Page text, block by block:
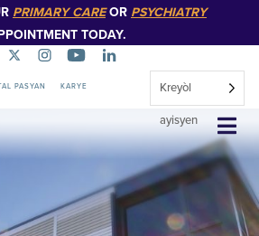
PRIMARY CAREOR PSYCHIATRY
TODAY.
PASYAN KARYE Kreyòl
ayisyen